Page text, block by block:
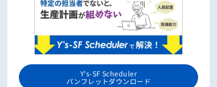
Y's-SF Scheduler
パンフレットダウンロード